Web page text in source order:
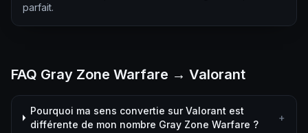
parfait.
FAQ Gray Zone Warfare → Valorant
Pourquoi ma sens convertie sur Valorant est
différente de mon nombre Gray Zone Warfare ?
+